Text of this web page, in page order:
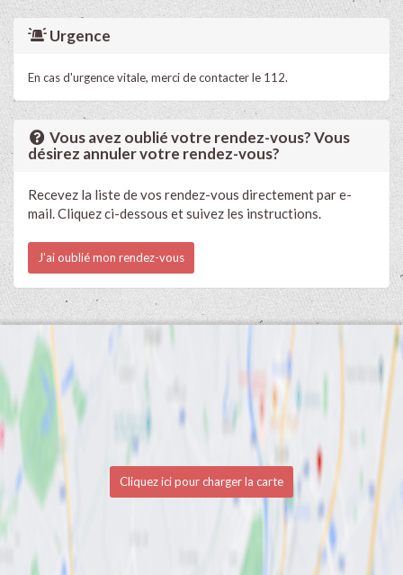
Urgence
En cas d'urgence vitale, merci de contacter le 112.
Vous avez oublié votre rendez-vous? Vous
désirez annuler votre rendez-vous?
Recevez la liste de vos rendez-vous directement par e-
mail. Cliquez ci-dessous et suivez les instructions.
J'ai oublié mon rendez-vous
Cliquez ici pour charger la carte